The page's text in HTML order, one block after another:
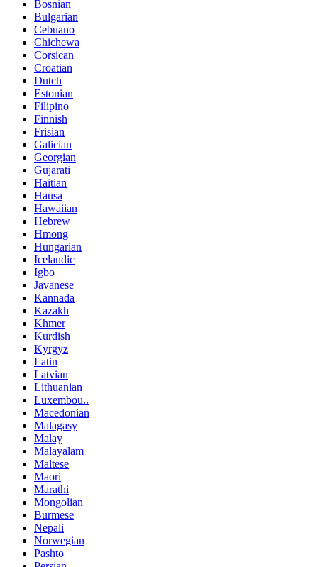
Bosnian
Bulgarian
Cebuano
Chichewa
Corsican
Croatian
Dutch
Estonian
Filipino
Finnish
Frisian
Galician
Georgian
Gujarati
Haitian
Hausa
Hawaiian
Hebrew
Hmong
Hungarian
Icelandic
Igbo
Javanese
Kannada
Kazakh
Khmer
Kurdish
Kyrgyz
Latin
Latvian
Lithuanian
Luxembou..
Macedonian
Malagasy
Malay
Malayalam
Maltese
Maori
Marathi
Mongolian
Burmese
Nepali
Norwegian
Pashto